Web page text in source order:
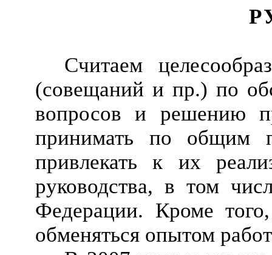
Считаем
(совещаний и пр.) по
вопросов и решению
принимать по общим
привлекать к их
руководства, в том
Федерации. Кроме
обменяться опытом